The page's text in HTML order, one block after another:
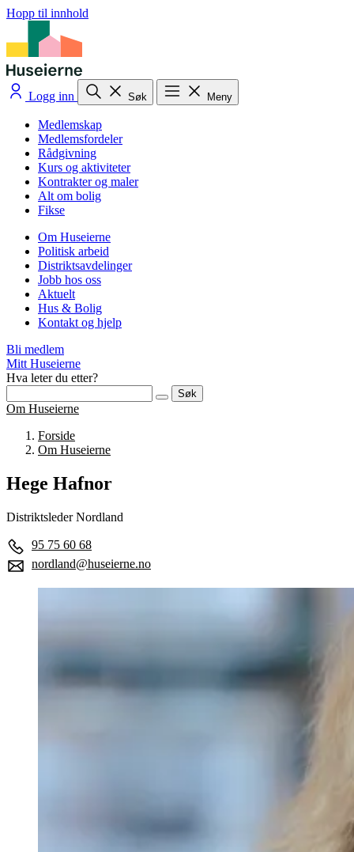
Hopp til innhold
Logg inn Søk Meny
Medlemskap
Medlemsfordeler
Rådgivning
Kurs og aktiviteter
Kontrakter og maler
Alt om bolig
Fikse
Om Huseierne
Politisk arbeid
Distriktsavdelinger
Jobb hos oss
Aktuelt
Hus & Bolig
Kontakt og hjelp
Bli medlem
Mitt Huseierne
Hva leter du etter?
Søk
Om Huseierne
Forside
Om Huseierne
Hege Hafnor
Distriktsleder Nordland
95 75 60 68
nordland@huseierne.no